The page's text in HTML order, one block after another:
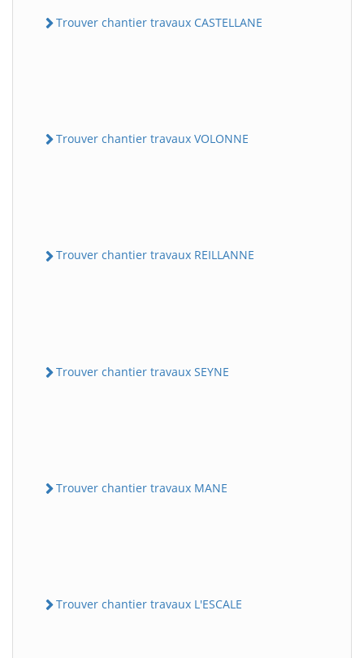
Trouver chantier travaux CASTELLANE
Trouver chantier travaux VOLONNE
Trouver chantier travaux REILLANNE
Trouver chantier travaux SEYNE
Trouver chantier travaux MANE
Trouver chantier travaux L'ESCALE